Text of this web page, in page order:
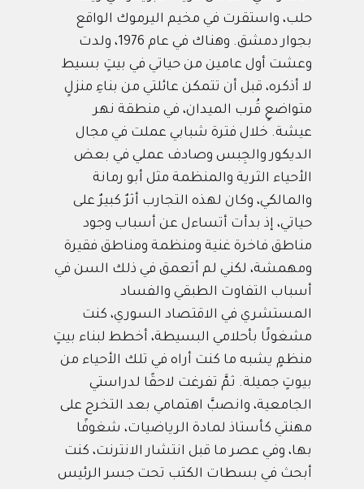
حلب، واستقرت في مخيم اليرموك الواقع
بجوار دمشق. وهناك في عام 1976، ولدت
وعشت أول عامين من حياتي في بيتٍ بسيط
لا أذكره، قبل أن تتمكن عائلتي من بناءِ منزلٍ
متواضعٍ قُرب الميدان، في منطقة نهر
عيشة. خلال فترة شبابي عملت في مجال
الديكور والجِبس وصادف عملي في بعض
الأحياء الثرية والمنظمة مثل أبو رمانة
والمالكي، وكان لهذه التجارب أثرٌ كبيرٌ على
حياتي، إذ بدأت أتساءل عن أسباب وجود
مناطق فاخرة غنية ومنظمة ومناطق فقيرة
ومهمشة، لكني لم أتعمق في ذلك السن في
أسباب التفاوت الطبقي والفساد
المستشري في الاقتصاد السوري، كنت
مشغولًا بأحلامي البسيطة، أخطط لبناء بيتٍ
منظمٍ يشبه ما كنت أراه في تلك الأحياء من
بيوتٍ جميلة. ثمَّ تفرغت لاحقًا لدراستي
الجامعية، وانصبَّ اهتمامي بعد التخرج على
مهنتي كأستاذ لمادة الرياضيات، شغوفًا
بها، وفي عصر ما قبل انتشار الانترنت، كنت
أبحث في بسطات الكتب تحت جسر الرئيس